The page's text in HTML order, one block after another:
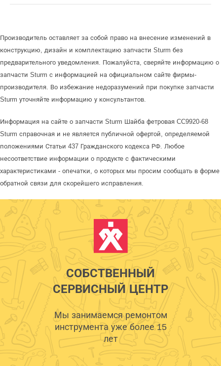
Производитель оставляет за собой право на внесение изменений в
конструкцию, дизайн и комплектацию запчасти Sturm без
предварительного уведомления. Пожалуйста, сверяйте информацию о
запчасти Sturm с информацией на официальном сайте фирмы-
производителя. Во избежание недоразумений при покупке запчасти
Sturm уточняйте информацию у консультантов.
Информация на сайте о запчасти Sturm Шайба фетровая CC9920-68
Sturm справочная и не является публичной офертой, определяемой
положениями Статьи 437 Гражданского кодекса РФ. Любое
несоответствие информации о продукте с фактическими
характеристиками - опечатки, о которых мы просим сообщать в форме
обратной связи для скорейшего исправления.
СОБСТВЕННЫЙ
СЕРВИСНЫЙ ЦЕНТР
Мы занимаемся ремонтом
инструмента уже более 15
лет